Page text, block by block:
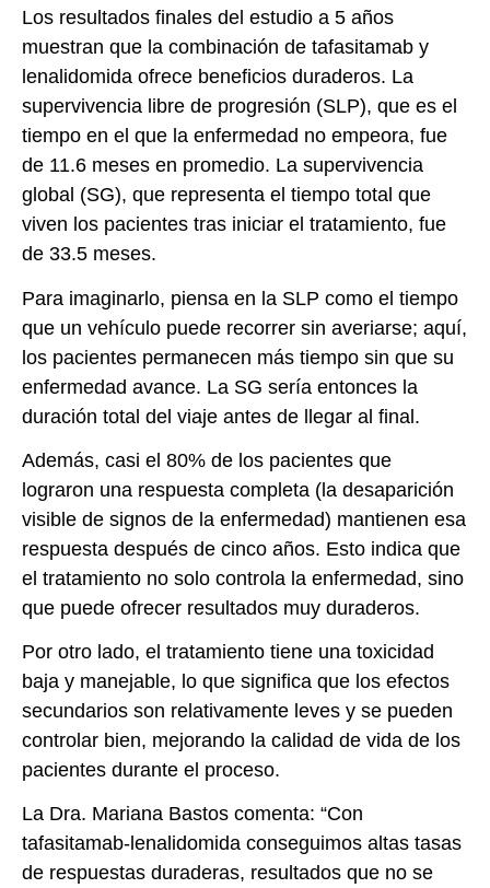
Los resultados finales del estudio a 5 años
muestran que la combinación de tafasitamab y
lenalidomida ofrece beneficios duraderos. La
supervivencia libre de progresión (SLP), que es el
tiempo en el que la enfermedad no empeora, fue
de 11.6 meses en promedio. La supervivencia
global (SG), que representa el tiempo total que
viven los pacientes tras iniciar el tratamiento, fue
de 33.5 meses.
Para imaginarlo, piensa en la SLP como el tiempo
que un vehículo puede recorrer sin averiarse; aquí,
los pacientes permanecen más tiempo sin que su
enfermedad avance. La SG sería entonces la
duración total del viaje antes de llegar al final.
Además, casi el 80% de los pacientes que
lograron una respuesta completa (la desaparición
visible de signos de la enfermedad) mantienen esa
respuesta después de cinco años. Esto indica que
el tratamiento no solo controla la enfermedad, sino
que puede ofrecer resultados muy duraderos.
Por otro lado, el tratamiento tiene una toxicidad
baja y manejable, lo que significa que los efectos
secundarios son relativamente leves y se pueden
controlar bien, mejorando la calidad de vida de los
pacientes durante el proceso.
La Dra. Mariana Bastos comenta: “Con
tafasitamab-lenalidomida conseguimos altas tasas
de respuestas duraderas, resultados que no se